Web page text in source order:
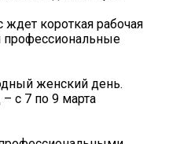
короткая рабочая
женский день.
с 7 по 9 марта